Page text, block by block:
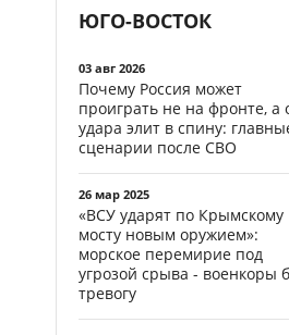
ЮГО-ВОСТОК
03 авг 2026
Почему Россия может
проиграть не на фронте, а
удара элит в спину:
сценарии после СВО
26 мар 2025
«ВСУ ударят по Крымскому
мосту новым оружием»:
морское перемирие под
угрозой срыва - военкоры
тревогу